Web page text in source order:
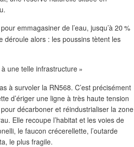
emmagasiner de l’eau, jusqu’à 20 %
déroule alors : les poussins tètent les
une telle infrastructure »
à survoler la RN568. C’est précisément
d’ériger une ligne à très haute tension
décarboner et réindustrialiser la zone
Elle recoupe l’habitat et les voies de
le faucon crécerellette, l’outarde
le plus fragile.